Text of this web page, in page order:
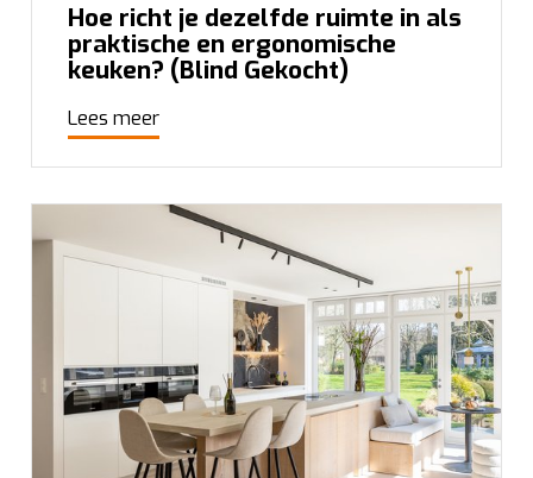
Hoe richt je dezelfde ruimte in als
praktische en ergonomische
keuken? (Blind Gekocht)
Lees meer